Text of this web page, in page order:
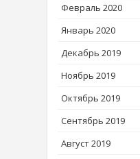
Февраль 2020
Январь 2020
Декабрь 2019
Ноябрь 2019
Октябрь 2019
Сентябрь 2019
Август 2019